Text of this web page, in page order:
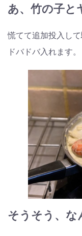
あ、竹の子と
慌てて追加投入し
ドバドバ入れます。
そうそう、な